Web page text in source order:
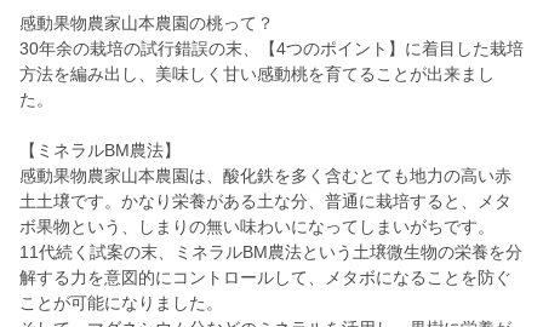
感動果物農家山本農園の桃って？
30年余の栽培の試行錯誤の末、【4つのポイント】に着目した栽培
方法を編み出し、美味しく甘い感動桃を育てることが出来まし
た。
【ミネラルBM農法】
感動果物農家山本農園は、酸化鉄を多く含むとても地力の高い赤
土土壌です。かなり栄養がある土な分、普通に栽培すると、メタ
ボ果物という、しまりの無い味わいになってしまいがちです。
11代続く試案の末、ミネラルBM農法という土壌微生物の栄養を分
解する力を意図的にコントロールして、メタボになることを防ぐ
ことが可能になりました。